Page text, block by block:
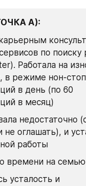
А):
по поиску
Работала на
в режиме нон-
в день (по 60
в месяц)
недостаточно
не оглашать), и
работы
времени на
усталость и